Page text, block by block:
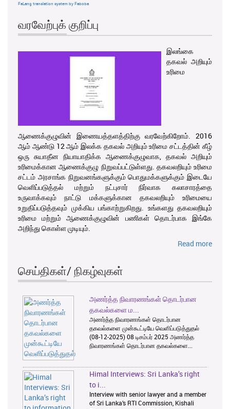
FaLang translation system by Faboba
வரவேற்புக் குறிப்பு
இலங்கை
தகவல் அறியும்
உரிமை
ஆணைக்குழுவின் இணையத்தளத்திற்கு வரவேற்கிறோம். 2016
ஆம் ஆண்டு 12 ஆம் இலக்க தகவல் அறியும் உரிமை சட்டத்தின் கீழ்
ஒரு சுயாதீன நியாயாதிக்க ஆணைக்குழுவாக, தகவல் அறியும்
உரிமைக்கான ஆணைக்குழு நிறுவப்பட்டுள்ளது. தகவலறியும் உரிமை
சட்டம் அரசாங்க நிறுவனங்களுக்கும் பொதுமக்களுக்கும் இடையே
வெளிப்படுத்தல் மற்றும் நட்புசார் நிர்வாக கலாசாரத்தை
உருவாக்கவும் நாட்டு மக்களுக்கான தகவலறியும் உரிமையை
உறுதிப்படுத்தவும் முக்கிய பங்காற்றுகிறது. உங்களது தகவலறியும்
உரிமை மற்றும் ஆணைக்குழுவின் பணிகள் தொடர்பாக இங்கே
அறிந்து கொள்ள முடியும்.
Read more
செய்திகள்/ நிகழ்வுகள்
1 2
அணர்த்த நிவாரணங்கள் தொடர்பான
தகவல்களை ம...
அணர்த்த நிவாரணங்கள் தொடர்பான
தகவல்களை முன்கூட்டியே வெளிப்படுத்துதல்
(08-12-2025) 08 டிசம்பர் 2025 அணர்த்த
நிவாரணங்கள் தொடர்பான தகவல்களை...
Himal Interviews: Sri Lanka’s right
to i...
Interview with senior lawyer and a member
of Sri Lanka’s RTI Commission, Kishali